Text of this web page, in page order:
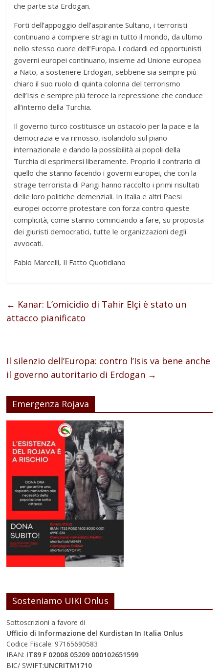
che parte sta Erdogan.
Forti dell’appoggio dell’aspirante Sultano, i terroristi
continuano a compiere stragi in tutto il mondo, da ultimo
nello stesso cuore dell’Europa. I codardi ed opportunisti
governi europei continuano, insieme ad Unione europea
a Nato, a sostenere Erdogan, sebbene sia sempre più
chiaro il suo ruolo di quinta colonna del terrorismo
dell’Isis e sempre più feroce la repressione che conduce
all’interno della Turchia.
Il governo turco costituisce un ostacolo per la pace e la
democrazia e va rimosso, isolandolo sul piano
internazionale e dando la possibilità ai popoli della
Turchia di esprimersi liberamente. Proprio il contrario di
quello che stanno facendo i governi europei, che con la
strage terrorista di Parigi hanno raccolto i primi risultati
delle loro politiche demenziali. In Italia e altri Paesi
europei occorre protestare con forza contro queste
complicità, come stanno cominciando a fare, su proposta
dei giuristi democratici, tutte le organizzazioni degli
avvocati.
Fabio Marcelli, Il Fatto Quotidiano
← Kanar: L’omicidio di Tahir Elçi è stato un
attacco pianificato
Il silenzio dell’Europa: contro l’Isis va bene anche
il governo autoritario di Erdogan →
Emergenza Rojava
Sosteniamo UIKI Onlus
Sottoscrizioni a favore di
Ufficio di Informazione del Kurdistan In Italia Onlus
Codice Fiscale: 97165690583
IBAN: IT89 F 02008 05209 000102651599
BIC/ SWIFT:UNCRITM1710